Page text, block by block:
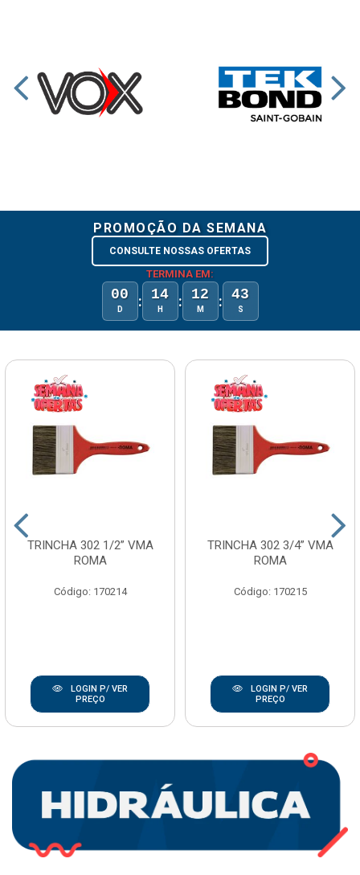
PROMOÇÃO DA SEMANA
CONSULTE NOSSAS OFERTAS
TERMINA EM:
00
D : 14
H : 12
M : 43
S
TRINCHA 302 1/2” VMA
ROMA
Código: 170214
LOGIN P/ VER
PREÇO
TRINCHA 302 3/4” VMA
ROMA
Código: 170215
LOGIN P/ VER
PREÇO